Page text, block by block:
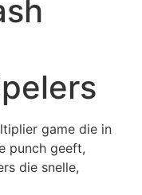
game die in
punch geeft,
die snelle,